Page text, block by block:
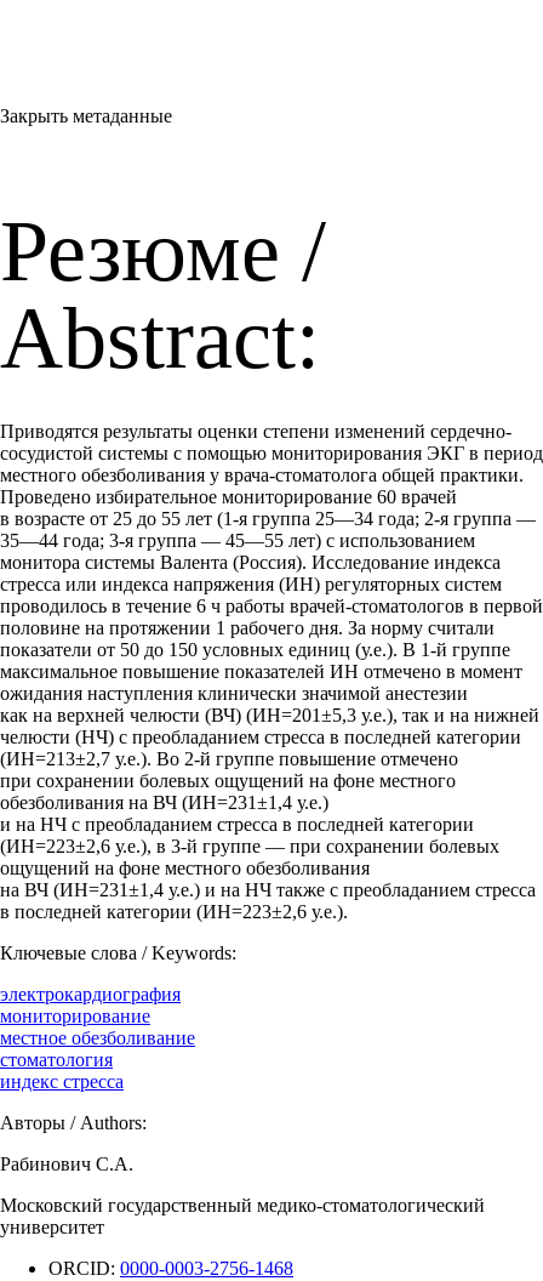
Закрыть метаданные
Резюме /
Abstract:
Приводятся результаты оценки степени изменений сердечно-
сосудистой системы с помощью мониторирования ЭКГ в период
местного обезболивания у врача-стоматолога общей практики.
Проведено избирательное мониторирование 60 врачей
в возрасте от 25 до 55 лет (1-я группа 25—34 года; 2-я группа —
35—44 года; 3-я группа — 45—55 лет) с использованием
монитора системы Валента (Россия). Исследование индекса
стресса или индекса напряжения (ИН) регуляторных систем
проводилось в течение 6 ч работы врачей-стоматологов в первой
половине на протяжении 1 рабочего дня. За норму считали
показатели от 50 до 150 условных единиц (у.е.). В 1-й группе
максимальное повышение показателей ИН отмечено в момент
ожидания наступления клинически значимой анестезии
как на верхней челюсти (ВЧ) (ИН=201±5,3 у.е.), так и на нижней
челюсти (НЧ) с преобладанием стресса в последней категории
(ИН=213±2,7 у.е.). Во 2-й группе повышение отмечено
при сохранении болевых ощущений на фоне местного
обезболивания на ВЧ (ИН=231±1,4 у.е.)
и на НЧ с преобладанием стресса в последней категории
(ИН=223±2,6 у.е.), в 3-й группе — при сохранении болевых
ощущений на фоне местного обезболивания
на ВЧ (ИН=231±1,4 у.е.) и на НЧ также с преобладанием стресса
в последней категории (ИН=223±2,6 у.е.).
Ключевые слова / Keywords:
электрокардиография
мониторирование
местное обезболивание
стоматология
индекс стресса
Авторы / Authors:
Рабинович С.А.
Московский государственный медико-стоматологический
университет
ORCID: 0000-0003-2756-1468